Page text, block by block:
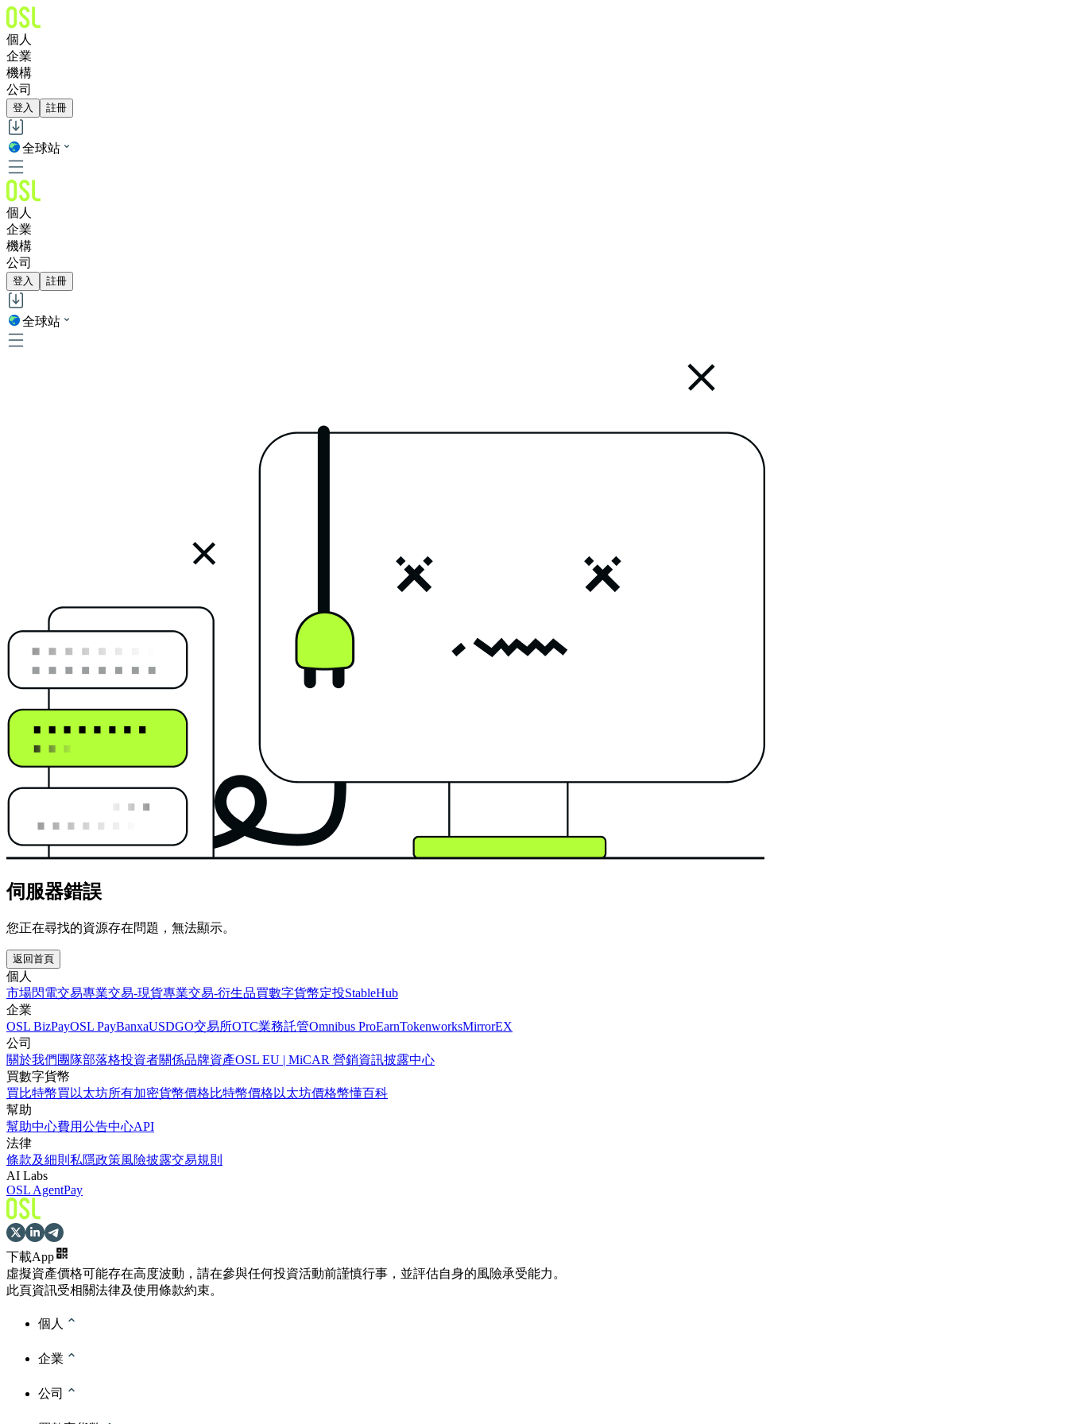
個人
企業
機構
公司
登入 註冊
全球站
個人
企業
機構
公司
登入 註冊
全球站
伺服器錯誤
您正在尋找的資源存在問題，無法顯示。
返回首頁
個人
市場閃電交易專業交易-現貨專業交易-衍生品買數字貨幣定投StableHub
企業
OSL BizPayOSL PayBanxaUSDGO交易所OTC業務託管Omnibus ProEarnTokenworksMirrorEX
公司
關於我們 團隊部落格投資者關係品牌資產OSL EU | MiCAR 營銷資訊披露中心
買數字貨幣
買比特幣買以太坊所有加密貨幣價格比特幣價格 以太坊價格幣懂百科
幫助
幫助中心費用公告中心API
法律
條款及細則 私隱政策風險披露交易規則
AI Labs
OSL AgentPay
下載App
虛擬資產價格可能存在高度波動，請在參與任何投資活動前謹慎行事，並評估自身的風險承受能力。
此頁資訊受相關法律及使用條款約束。
個人
企業
公司